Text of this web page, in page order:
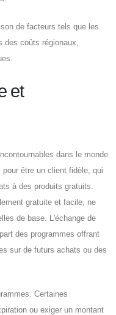
de facteurs tels que les
coûts régionaux,
et
dans le monde
être un client fidèle, qui
à des produits gratuits.
gratuite et facile, ne
de base. L'échange de
des programmes offrant
sur de futurs achats ou des
Certaines
ou exiger un montant